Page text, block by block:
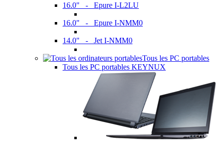
16.0" - Epure I-L2LU
16.0" - Epure I-NMM0
14.0" - Jet I-NMM0
Tous les PC portables
Tous les PC portables KEYNUX